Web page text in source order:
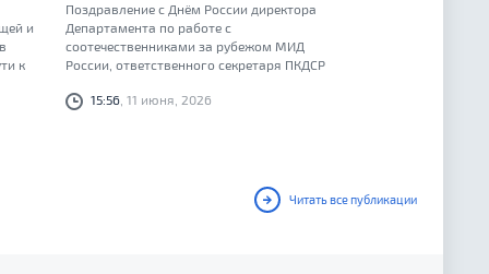
и
к
Поздравление с Днём России директора
Департамента по работе с
соотечественниками за рубежом МИД
России, ответственного секретаря ПКДСР
15:56 , 11 июня, 2026
Читать все публикации